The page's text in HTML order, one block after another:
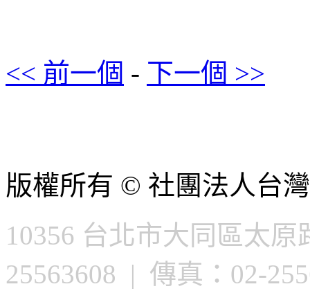
<< 前一個 - 下一個 >>
版權所有 © 社團法人台
10356 台北市大同區太
25563608 | 傳真：02-